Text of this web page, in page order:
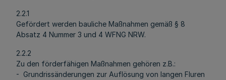
2.2.1
Gefördert werden bauliche Maßnahmen gemäß § 8
Absatz 4 Nummer 3 und 4 WFNG NRW.
2.2.2
Zu den förderfähigen Maßnahmen gehören z.B.:
- Grundrissänderungen zur Auflösung von langen Fluren